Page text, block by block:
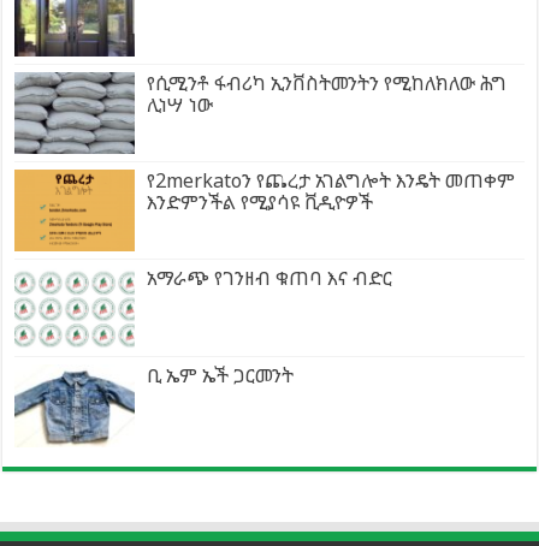
የሲሚንቶ ፋብሪካ ኢንቨስትመንትን የሚከለክለው ሕግ
ሊነሣ ነው
የ2merkatoን የጨረታ አገልግሎት እንዴት መጠቀም
እንድምንችል የሚያሳዩ ቪዲዮዎች
አማራጭ የገንዘብ ቁጠባ እና ብድር
ቢ ኤም ኤች ጋርመንት